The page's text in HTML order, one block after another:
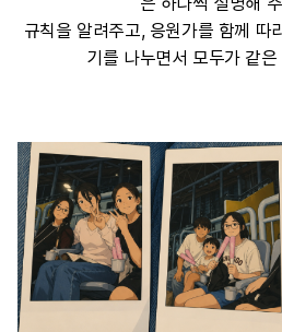
규칙을 알려주고, 응원가를 함께 따
기를 나누면서 모두가 같